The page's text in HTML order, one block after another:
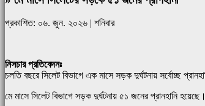
প্রকাশিত: ০৬. জুন. ২০২৬ | শনিবার
নিসচার প্রতিবেদনঃ
চলতি বছরে সিলেট বিভাগে এক মাসে সড়ক দুর্ঘটনায় সর্বোচ্ছ
মে মাসে সিলেট বিভাগে সড়ক দুর্ঘটনায় ৫১ জনের প্রানহানি